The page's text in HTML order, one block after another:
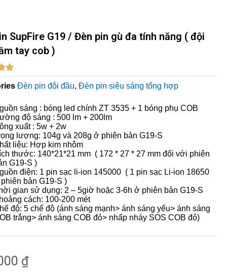
SupFire G19 / Đèn pin gù đa tính năng ( đội
tay cob )

Đèn pin đội đầu,Đèn pin siêu sáng tổng hợp
sáng : bóng led chính ZT 3535 + 1 bóng phụ COB
độ sáng : 500 lm + 200lm
xuất : 5w + 2w
lượng: 104g và 208g ở phiên bản G19-S
liệu: Hợp kim nhôm
thước: 140*21*21 mm ( 172 * 27 * 27 mm đổi với phiên
G19-S )
điện: 1 pin sạc li-ion 145000 ( 1 pin sạc Li-ion 18650
bản G19-S )
gian sử dụng: 2 – 5giờ hoặc 3-6h ở phiên bản G19-S
cách: 100-200 mét
độ: 5 chế độ (ánh sáng mạnh> ánh sáng yếu> ánh sáng
trắng> ánh sáng COB đỏ> nhấp nháy SOS COB đỏ)
₫